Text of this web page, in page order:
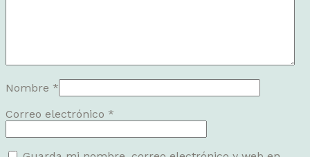
Nombre *
Correo electrónico *